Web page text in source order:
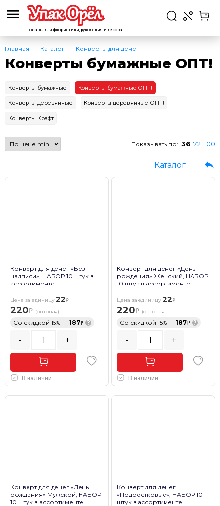
Товары для флористики, рукоделия и декора
Главная Каталог Конверты для денег
Конверты бумажные ОПТ!
Конверты бумажные Конверты бумажные ОПТ!
Конверты деревянные Конверты деревянные ОПТ!
Конверты Крафт
Показывать по: 36 72 100
Каталог
Конверт для денег «Без
надписи», НАБОР 10 штук в
ассортименте
Цена за единицу 22
220 (оптовая)
Со скидкой 15% — 187 ?
- +
В наличии
Конверт для денег «День
рождения» Женский, НАБОР
10 штук в ассортименте
Цена за единицу 22
220 (оптовая)
Со скидкой 15% — 187 ?
- +
В наличии
Конверт для денег «День
рождения» Мужской, НАБОР
10 штук в ассортименте
Конверт для денег
«Подростковые», НАБОР 10
штук в ассортименте